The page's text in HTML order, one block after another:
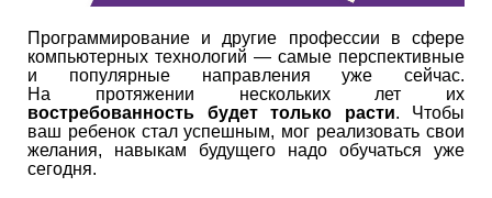
Программирование и другие профессии в сфере
компьютерных технологий — самые перспективные
и популярные направления уже сейчас.
На протяжении нескольких лет их
востребованность будет только расти. Чтобы
ваш ребенок стал успешным, мог реализовать свои
желания, навыкам будущего надо обучаться уже
сегодня.